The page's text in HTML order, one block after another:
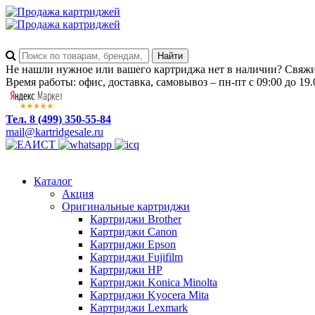
Не нашли нужное или вашего картриджа нет в наличии?
Время работы: офис, доставка, самовывоз – пн-пт с 09:00 до
Тел. 8 (499) 350-55-84
mail@kartridgesale.ru
Каталог
Акция
Оригинальные картриджи
Картриджи Brother
Картриджи Canon
Картриджи Epson
Картриджи Fujifilm
Картриджи HP
Картриджи Konica Minolta
Картриджи Kyocera Mita
Картриджи Lexmark